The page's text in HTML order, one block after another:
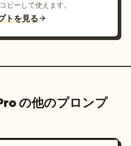
ピーして使えます。
トを見る
の他のプロンプ